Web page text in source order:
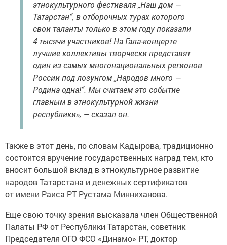
этнокультурного фестиваля „Наш дом —
Татарстан“, в отборочных турах которого
свои таланты только в этом году показали
4 тысячи участников! На Гала-концерте
лучшие коллективы творчески представят
один из самых многонациональных регионов
России под лозунгом „Народов много —
Родина одна!“. Мы считаем это событие
главным в этнокультурной жизни
республики», — сказал он.
Также в этот день, по словам Кадырова, традиционно
состоится вручение государственных наград тем, кто
вносит большой вклад в этнокультурное развитие
народов Татарстана и денежных сертификатов
от имени Раиса РТ Рустама Минниханова.
Еще свою точку зрения высказала член Общественной
Палаты РФ от Республики Татарстан, советник
Председателя ОГО ФСО «Динамо» РТ, доктор